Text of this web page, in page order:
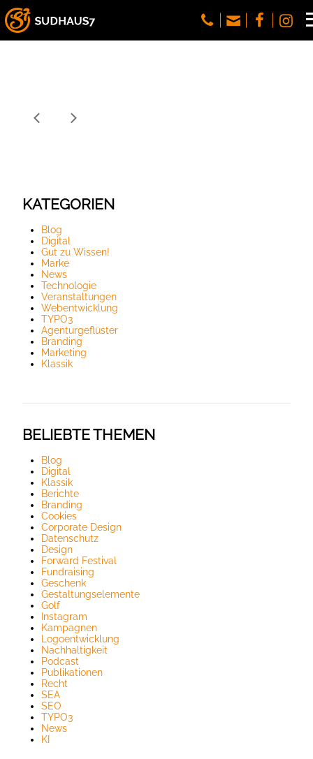
KATEGORIEN
Blog
Digital
Gut zu Wissen!
Marke
News
Technologie
Veranstaltungen
Webentwicklung
TYPO3
Agenturgeflüster
Branding
Marketing
Klassik
BELIEBTE THEMEN
Blog
Digital
Klassik
Berichte
Branding
Cookies
Corporate Design
Datenschutz
Design
Forward Festival
Fundraising
Geschenk
Gestaltungselemente
Golf
Instagram
Kampagnen
Logoentwicklung
Nachhaltigkeit
Podcast
Publikationen
Recht
SEA
SEO
TYPO3
News
KI